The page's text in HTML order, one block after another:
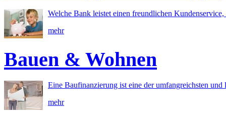
Welche Bank leistet einen freundlichen
mehr
Bauen & Wohnen
Eine Baufinanzierung ist eine der umfangreichsten
mehr